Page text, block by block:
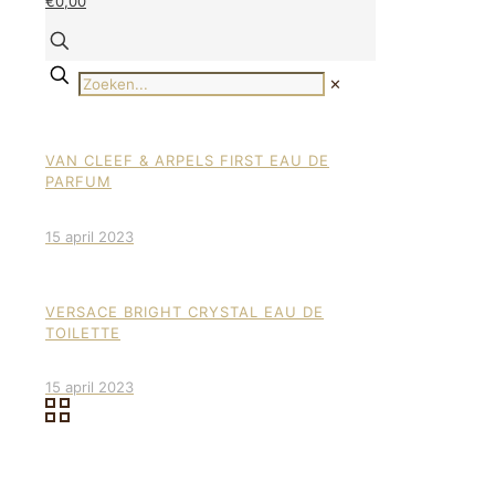
✕
VAN CLEEF & ARPELS FIRST EAU DE
PARFUM
15 april 2023
VERSACE BRIGHT CRYSTAL EAU DE
TOILETTE
15 april 2023